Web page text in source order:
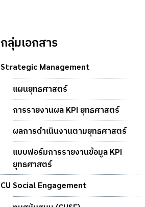
กลุ่มเอกสาร
Strategic Management
แผนยุทธศาสตร์
การรายงานผล KPI ยุทธศาสตร์
ผลการดำเนินงานตามยุทธศาสตร์
แบบฟอร์มการรายงานข้อมูล KPI
ยุทธศาสตร์
CU Social Engagement